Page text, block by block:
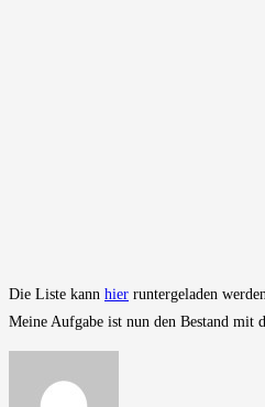
Die Liste kann hier runtergeladen
Meine Aufgabe ist nun den Bestand mit